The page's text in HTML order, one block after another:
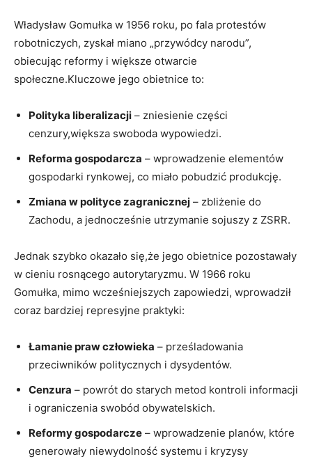
Władysław Gomułka w 1956 roku, po fala protestów
robotniczych, zyskał miano „przywódcy narodu”,
obiecując reformy i większe otwarcie
społeczne.Kluczowe jego obietnice to:
Polityka liberalizacji – zniesienie części
cenzury,większa swoboda wypowiedzi.
Reforma gospodarcza – wprowadzenie elementów
gospodarki rynkowej, co miało pobudzić produkcję.
Zmiana w polityce zagranicznej – zbliżenie do
Zachodu, a jednocześnie utrzymanie sojuszy z ZSRR.
Jednak szybko okazało się,że jego obietnice pozostawały
w cieniu rosnącego autorytaryzmu. W 1966 roku
Gomułka, mimo wcześniejszych zapowiedzi, wprowadził
coraz bardziej represyjne praktyki:
Łamanie praw człowieka – prześladowania
przeciwników politycznych i dysydentów.
Cenzura – powrót do starych metod kontroli informacji
i ograniczenia swobód obywatelskich.
Reformy gospodarcze – wprowadzenie planów, które
generowały niewydolność systemu i kryzysy